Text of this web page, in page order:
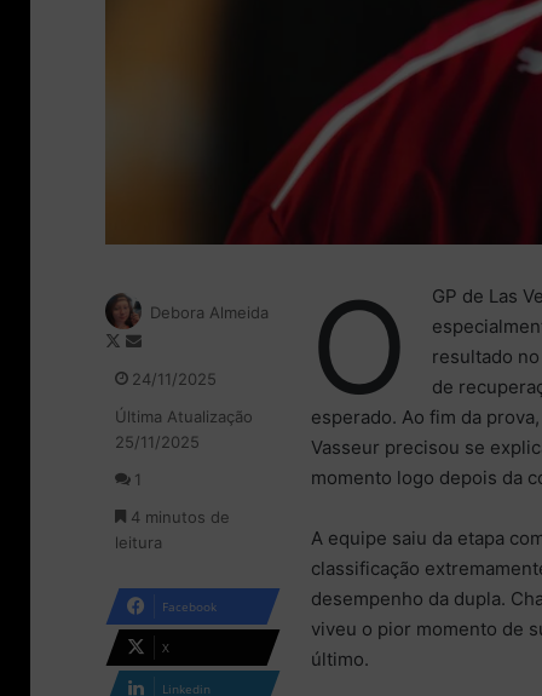
O
GP de Las
resultado
de
esperado. Ao fim da
Vasseur precisou se
momento logo depois da
A equipe saiu da etapa
classificação
desempenho da dupla.
viveu o pior momento de
último.
Debora Almeida
F
l
o
n
X
d
e
e
-
i
l
24/11/2025
Última Atualização
25/11/2025
1
4 minutos de
leitura
Facebook
X
Linkedin